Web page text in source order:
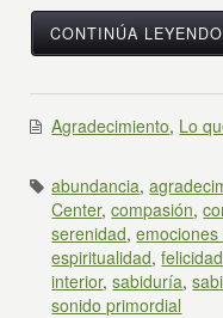
CONTINÚA
Agradecimiento, Lo
abundancia,
Center,compasión,
serenidad,
espiritualidad,felicidad
interior,sabiduría,
sonido primordial